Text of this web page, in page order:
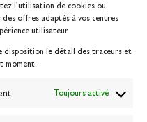
l’utilisation de cookies ou
offres adaptés à vos centres
utilisateur.
disposition le détail des traceurs et
moment.
Toujours activé